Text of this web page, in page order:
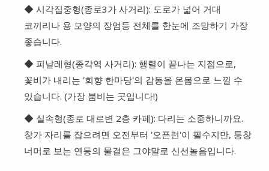
◆ 시각집중형(종로3가 사거리): 도로가 넓어 거대
코끼리나 용 모양의 장엄등 전체를 한눈에 조망하기 가장
좋습니다.
◆ 피날레형(종각역 사거리): 행렬이 끝나는 지점으로,
꽃비가 내리는 '회향 한마당'의 감동을 온몸으로 느낄 수
있습니다. (가장 붐비는 곳입니다!)
◆ 실속형(종로 대로변 2층 카페): 다리는 소중하니까요.
창가 자리를 잡으려면 오전부터 '오픈런'이 필수지만, 통창
너머로 보는 연등의 물결은 그야말로 신선놀음입니다.